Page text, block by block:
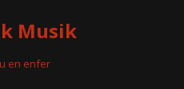
Musik
en enfer